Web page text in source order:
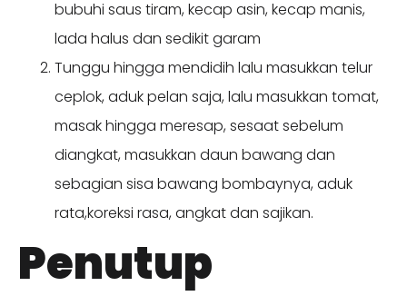
bubuhi saus tiram, kecap asin, kecap manis,
lada halus dan sedikit garam
Tunggu hingga mendidih lalu masukkan telur
ceplok, aduk pelan saja, lalu masukkan tomat,
masak hingga meresap, sesaat sebelum
diangkat, masukkan daun bawang dan
sebagian sisa bawang bombaynya, aduk
rata,koreksi rasa, angkat dan sajikan.
Penutup